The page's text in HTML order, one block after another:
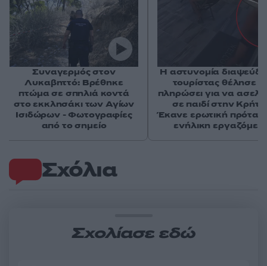
Σχόλια
Σχολίασε εδώ
Συναγερμός στον
Λυκαβηττό: Βρέθηκε
πτώμα σε σπηλιά κοντά
στο εκκλησάκι των Αγίων
Ισιδώρων - Φωτογραφίες
από το σημείο
Η αστυνομία
τουρίστας θέλησε
πληρώσει για να
σε παιδί στην
Έκανε ερωτική
ενήλικη